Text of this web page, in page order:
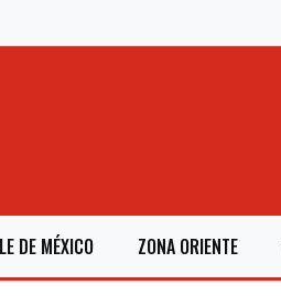
DE MÉXICO ZONA ORIENTE